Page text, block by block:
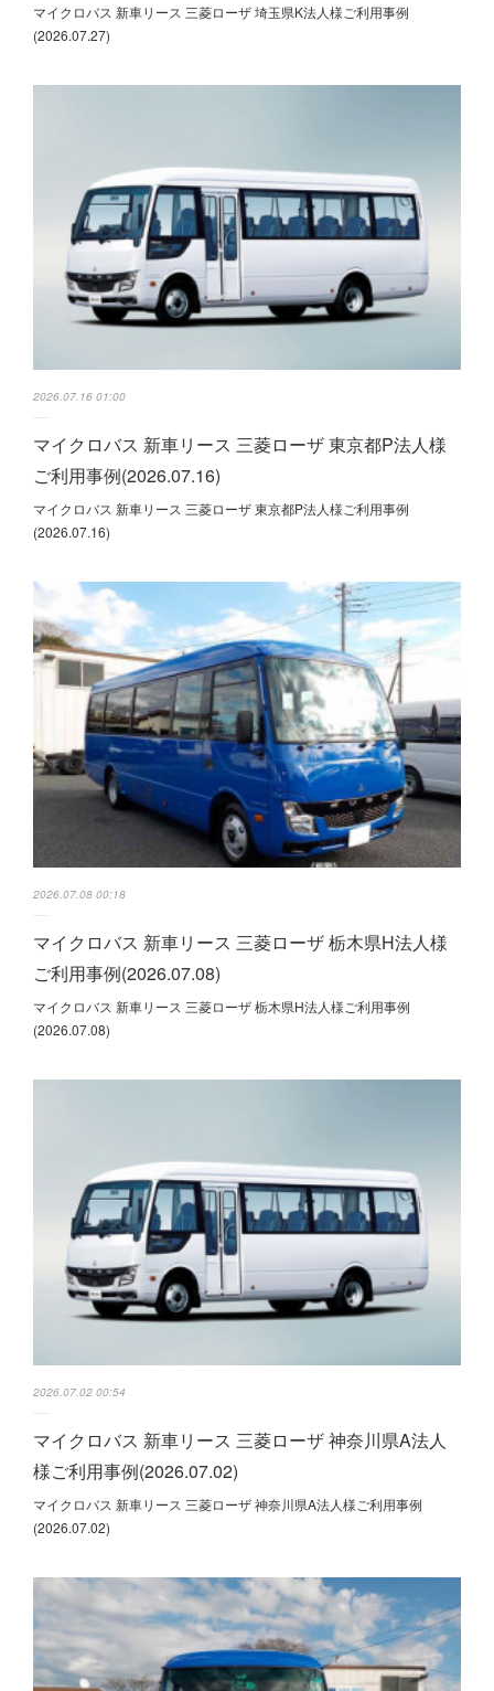
マイクロバス 新車リース 三菱ローザ 埼玉県K法人様ご利用事例
(2026.07.27)
2026.07.16 01:00
マイクロバス 新車リース 三菱ローザ 東京都P法人様
ご利用事例(2026.07.16)
マイクロバス 新車リース 三菱ローザ 東京都P法人様ご利用事例
(2026.07.16)
2026.07.08 00:18
マイクロバス 新車リース 三菱ローザ 栃木県H法人様
ご利用事例(2026.07.08)
マイクロバス 新車リース 三菱ローザ 栃木県H法人様ご利用事例
(2026.07.08)
2026.07.02 00:54
マイクロバス 新車リース 三菱ローザ 神奈川県A法人
様ご利用事例(2026.07.02)
マイクロバス 新車リース 三菱ローザ 神奈川県A法人様ご利用事例
(2026.07.02)